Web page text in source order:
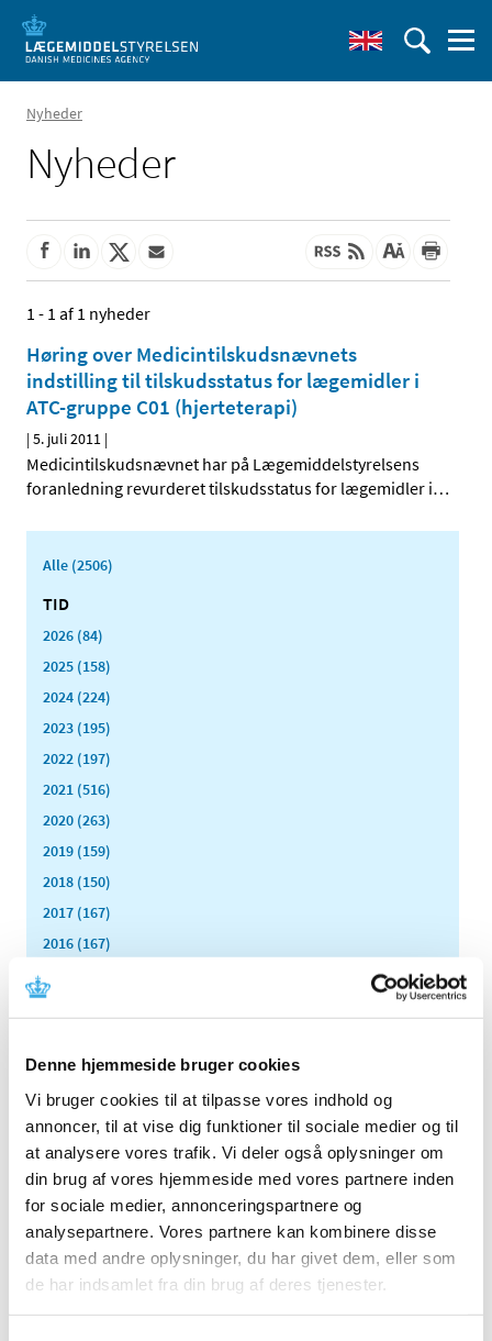
Denne hjemmeside bruger cookies
Vi bruger cookies til at tilpasse vores indhold og
annoncer, til at vise dig funktioner til sociale medier og til
at analysere vores trafik. Vi deler også oplysninger om
din brug af vores hjemmeside med vores partnere inden
for sociale medier, annonceringspartnere og
analysepartnere. Vores partnere kan kombinere disse
data med andre oplysninger, du har givet dem, eller som
de har indsamlet fra din brug af deres tjenester.
Nyheder
Nyheder
1 - 1 af 1 nyheder
Høring over Medicintilskudsnævnets
indstilling til tilskudsstatus for lægemidler i
ATC-gruppe C01 (hjerteterapi)
|5. juli 2011 |
Medicintilskudsnævnet har på Lægemiddelstyrelsens
foranledning revurderet tilskudsstatus for lægemidler i…
Alle (2506)
TID
2026 (84)
2025 (158)
2024 (224)
2023 (195)
2022 (197)
2021 (516)
2020 (263)
2019 (159)
2018 (150)
2017 (167)
2016 (167)
2014 (44)
2012 (44)
2011 (13)
november (1)
oktober (2)
september (2)
august (2)
juli (1)
juni (1)
maj (2)